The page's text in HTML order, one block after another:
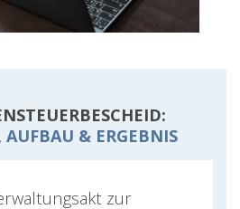
& ERGEBNIS
zur